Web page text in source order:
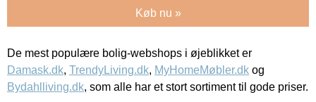
Køb nu »
De mest populære bolig-webshops i øjeblikket er
Damask.dk, TrendyLiving.dk, MyHomeMøbler.dk og
Bydahlliving.dk, som alle har et stort sortiment til gode priser.